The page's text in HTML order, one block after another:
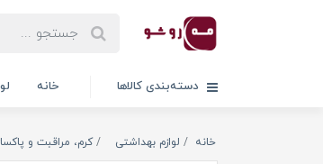
دسته‌بندی کالاها خانه
خانه لوازم بهداشتی کرم، مراقبت و